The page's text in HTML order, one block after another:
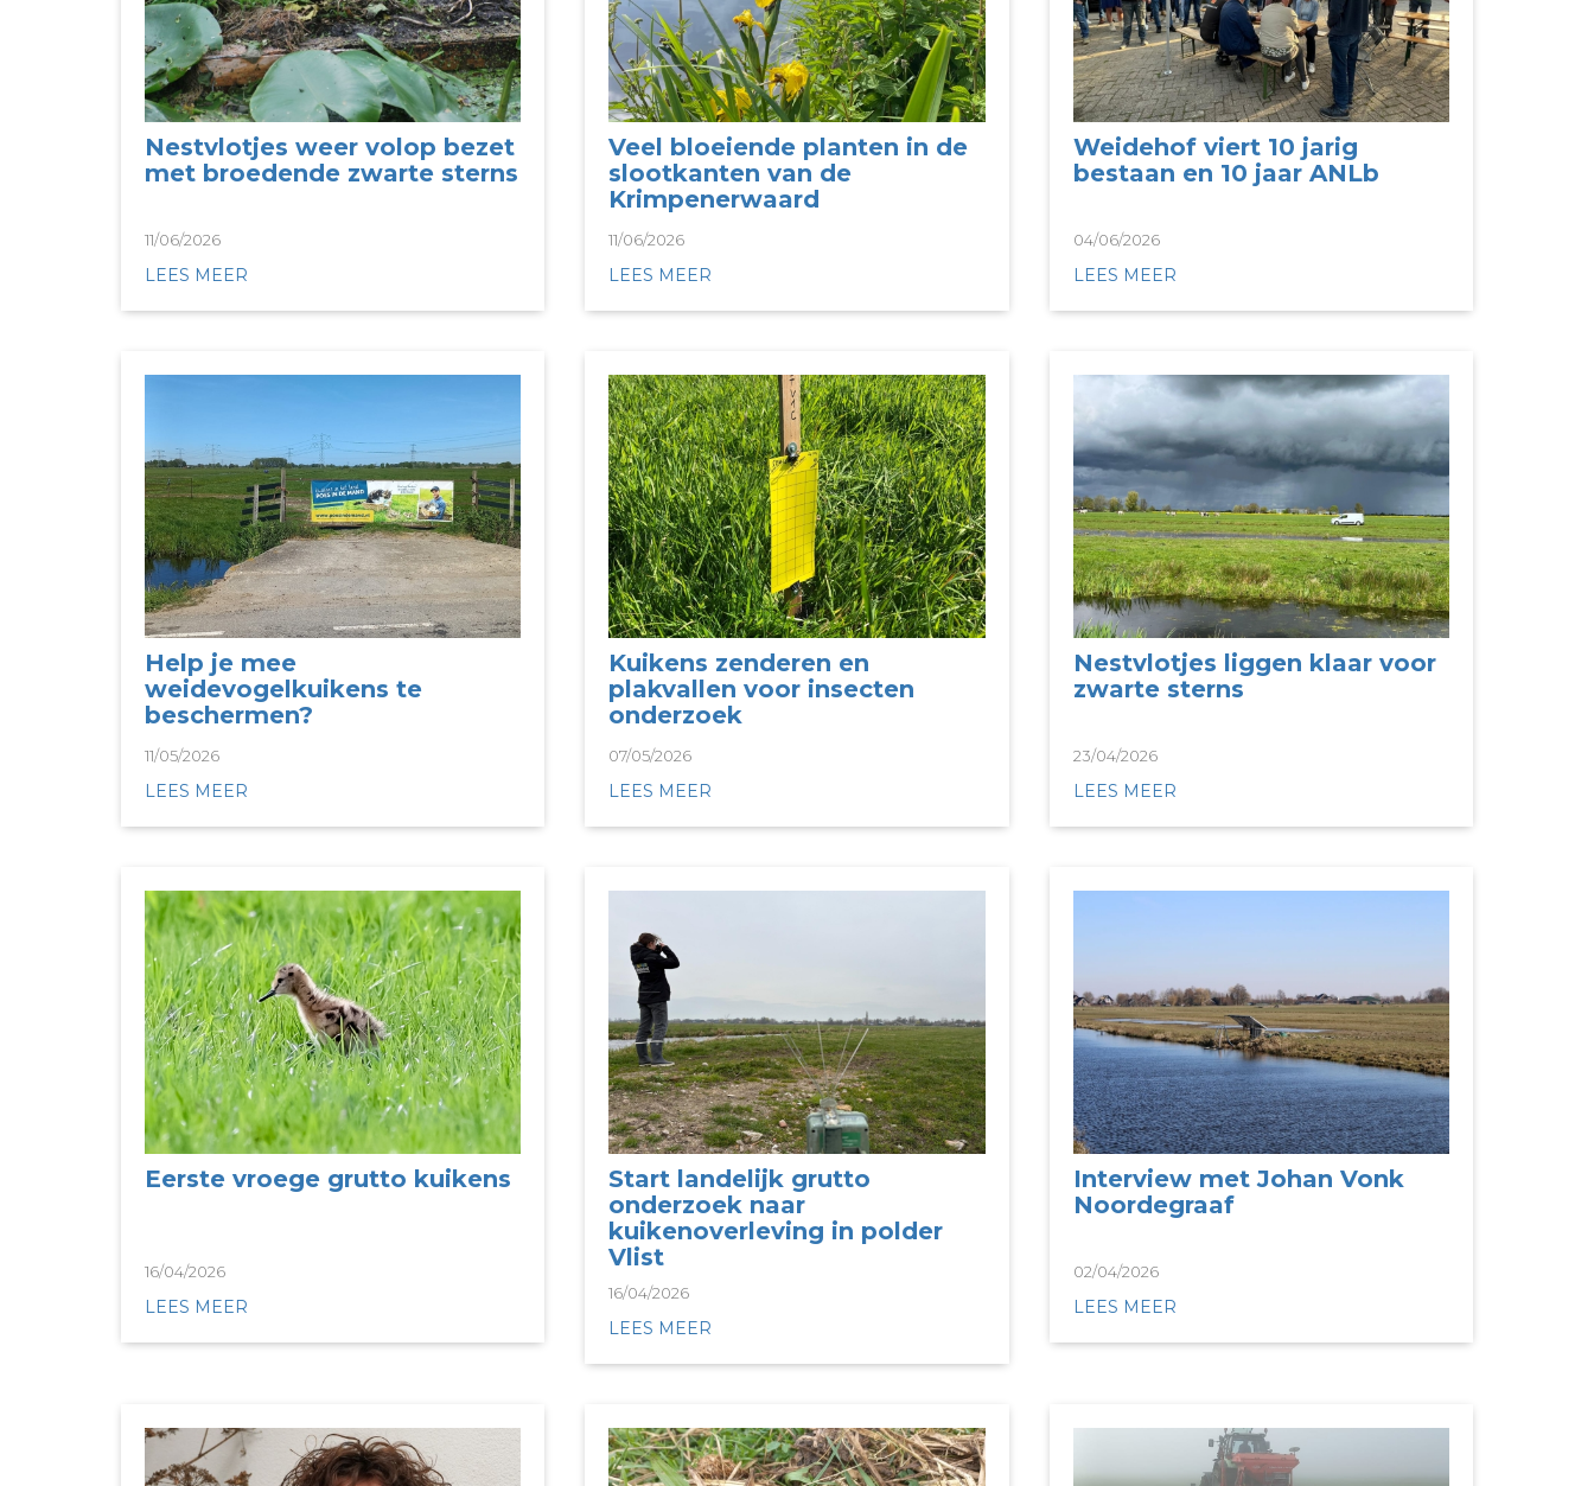
Nestvlotjes weer volop bezet
met broedende zwarte sterns
11/06/2026
LEES MEER
Veel bloeiende planten in de
slootkanten van de
Krimpenerwaard
11/06/2026
LEES MEER
Weidehof viert 10 jarig
bestaan en 10 jaar ANLb
04/06/2026
LEES MEER
Help je mee
weidevogelkuikens te
beschermen?
11/05/2026
LEES MEER
Kuikens zenderen en
plakvallen voor insecten
onderzoek
07/05/2026
LEES MEER
Nestvlotjes liggen klaar voor
zwarte sterns
23/04/2026
LEES MEER
Eerste vroege grutto kuikens
16/04/2026
LEES MEER
Start landelijk grutto
onderzoek naar
kuikenoverleving in polder
Vlist
16/04/2026
LEES MEER
Interview met Johan Vonk
Noordegraaf
02/04/2026
LEES MEER